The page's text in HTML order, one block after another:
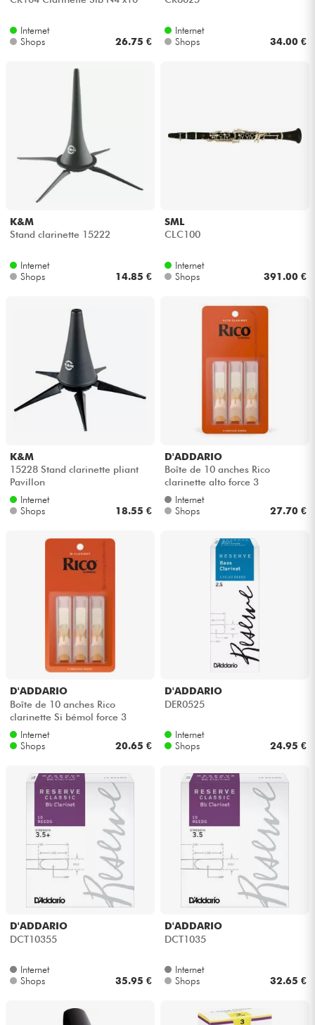
Internet
Shops
26.75 €
Internet
Shops
34.00 €
K&M
Stand clarinette 15222
Internet
Shops
14.85 €
SML
CLC100
Internet
Shops
391.00 €
K&M
15228 Stand clarinette pliant
Pavillon
Internet
Shops
18.55 €
D'ADDARIO
Boîte de 10 anches Rico
clarinette alto force 3
Internet
Shops
27.70 €
D'ADDARIO
Boîte de 10 anches Rico
clarinette Si bémol force 3
Internet
Shops
20.65 €
D'ADDARIO
DER0525
Internet
Shops
24.95 €
D'ADDARIO
DCT10355
Internet
Shops
35.95 €
D'ADDARIO
DCT1035
Internet
Shops
32.65 €